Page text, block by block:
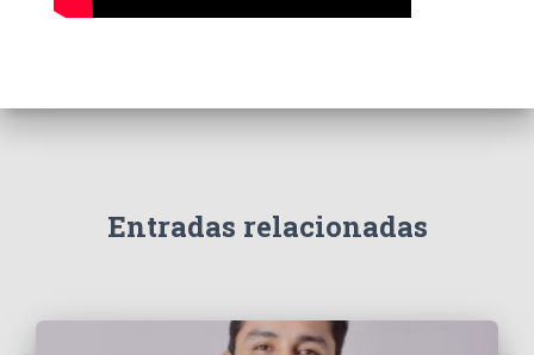
Entradas relacionadas